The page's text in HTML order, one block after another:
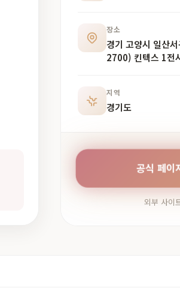
장소
경기 고양시 일산
2700) 킨텍스 1전
지역
경기도
공식 페이
외부 사이